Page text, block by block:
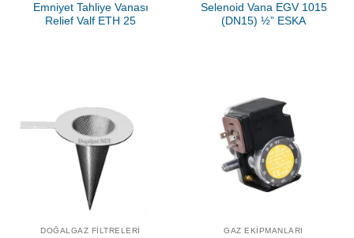
Emniyet Tahliye Vanası
Relief Valf ETH 25
Selenoid Vana EGV 1015
(DN15) ½” ESKA
DOĞALGAZ FILTRELERI GAZ EKIPMANLARI